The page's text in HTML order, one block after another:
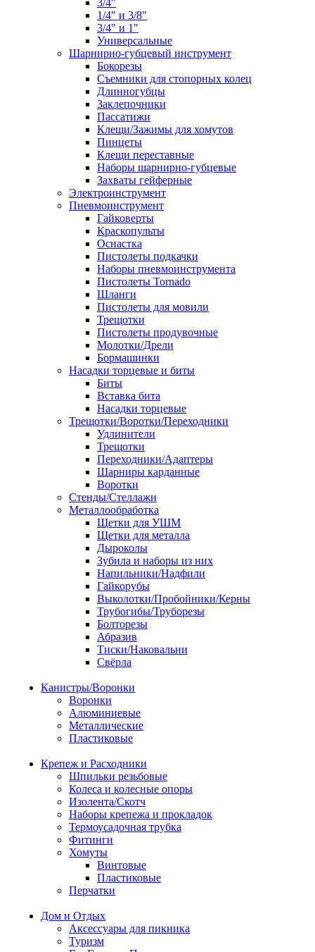
3/4"
1/4" и 3/8"
3/4" и 1"
Универсальные
Шарнирно-губцевый инструмент
Бокорезы
Съемники для стопорных колец
Длинногубцы
Заклепочники
Пассатижи
Клещи/Зажимы для хомутов
Пинцеты
Клещи переставные
Наборы шарнирно-губцевые
Захваты гейферные
Электроинструмент
Пневмоинструмент
Гайковерты
Краскопульты
Оснастка
Пистолеты подкачки
Наборы пневмоинструмента
Пистолеты Tornado
Шланги
Пистолеты для мовили
Трещотки
Пистолеты продувочные
Молотки/Дрели
Бормашинки
Насадки торцевые и биты
Биты
Вставка бита
Насадки торцевые
Трещотки/Воротки/Переходники
Удлинители
Трещотки
Переходники/Адаптеры
Шарниры карданные
Воротки
Стенды/Стеллажи
Металлообработка
Щетки для УШМ
Щетки для металла
Дыроколы
Зубила и наборы из них
Напильники/Надфили
Гайкорубы
Выколотки/Пробойники/Керны
Трубогибы/Труборезы
Болторезы
Абразив
Тиски/Наковальни
Свёрла
Канистры/Воронки
Воронки
Алюминиевые
Металлические
Пластиковые
Крепеж и Расходники
Шпильки резьбовые
Колеса и колесные опоры
Изолента/Скотч
Наборы крепежа и прокладок
Термоусадочная трубка
Фитинги
Хомуты
Винтовые
Пластиковые
Перчатки
Дом и Отдых
Аксессуары для пикника
Туризм